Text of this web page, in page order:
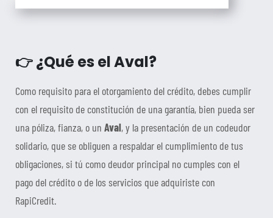
👉 ¿Qué es el Aval?
Como requisito para el otorgamiento del crédito, debes cumplir
con el requisito de constitución de una garantía, bien pueda ser
una póliza, fianza, o un Aval, y la presentación de un codeudor
solidario, que se obliguen a respaldar el cumplimiento de tus
obligaciones, si tú como deudor principal no cumples con el
pago del crédito o de los servicios que adquiriste con
RapiCredit.